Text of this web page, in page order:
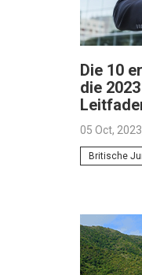
Die 10
die
05 Oct,
Britische